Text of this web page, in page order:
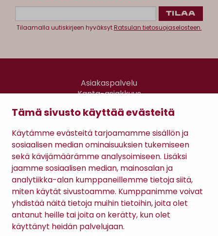
Tämä sivusto käyttää evästeitä
Käytämme evästeitä tarjoamamme sisällön ja
sosiaalisen median ominaisuuksien tukemiseen
sekä kävijämäärämme analysoimiseen. Lisäksi
jaamme sosiaalisen median, mainosalan ja
analytiikka-alan kumppaneillemme tietoja siitä,
miten käytät sivustoamme. Kumppanimme voivat
yhdistää näitä tietoja muihin tietoihin, joita olet
antanut heille tai joita on kerätty, kun olet
käyttänyt heidän palvelujaan.
Tilaamalla uutiskirjeen hyväksytRatsulan tietosuojaselosteen.
Asiakaspalvelu
Kanta-asiakkuus
Gomee Ratsula Café
Sopimusehdot
Tietosuojaseloste
Maksutavat